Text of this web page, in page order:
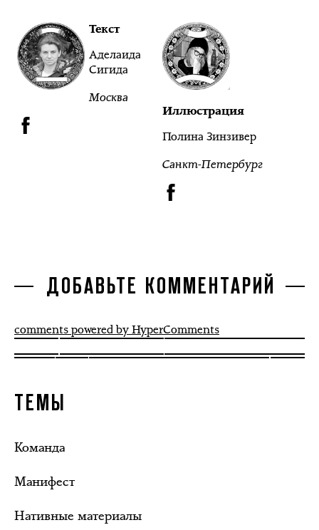
Текст
Аделаида
Сигида
Москва
Иллюстрация
Полина Зинзивер
Санкт-Петербург
ДОБАВЬТЕ КОММЕНТАРИЙ
comments powered by HyperComments
ТЕМЫ
Команда
Манифест
Нативные материалы